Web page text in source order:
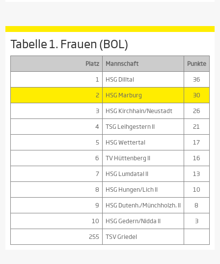
Tabelle 1. Frauen (BOL)
Platz Mannschaft
Punkte
1
HSG Dilltal
36
2
HSG Marburg
30
3
HSG Kirchhain/Neustadt
26
4
TSG Leihgestern II
21
5
HSG Wettertal
17
6
TV Hüttenberg II
16
7
HSG Lumdatal II
13
8
HSG Hungen/Lich II
10
9
HSG Dutenh./Münchholzh. II
8
10
HSG Gedern/Nidda II
3
255
TSV Griedel